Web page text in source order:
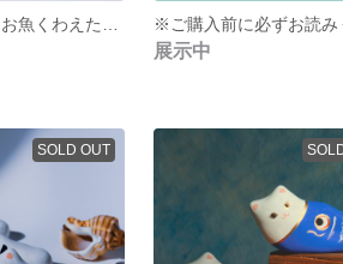
展示中
SOLD OUT